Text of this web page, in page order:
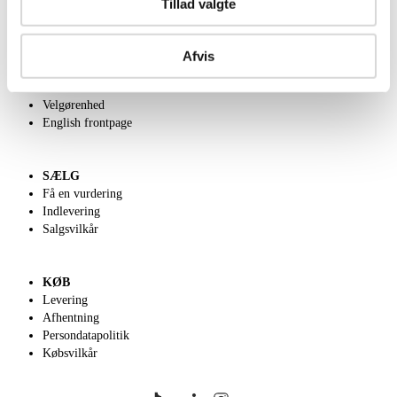
Tillad valgte
Afvis
Velgørenhed
English frontpage
SÆLG
Få en vurdering
Indlevering
Salgsvilkår
KØB
Levering
Afhentning
Persondatapolitik
Købsvilkår